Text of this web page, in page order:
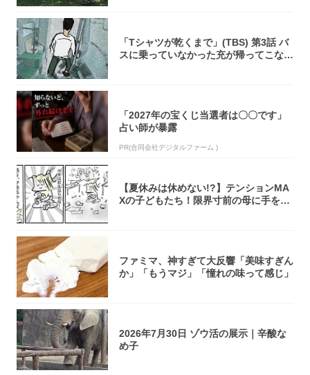
「Tシャツが乾くまで」(TBS) 第3話 バ
スに乗っていなかった充が帰ってこな
「2027年の宝くじ当選者は〇〇です」
占い師が暴露
PR(合同会社デジタルファーム )
【夏休みは休めない!?】テンションMA
Xの子どもたち！限界寸前の母に手を差
ファミマ、神すぎて大反響「美味すぎん
か」「もうマジ」「憧れの味って感じ」
2026年7月30日 ゾウ活の展示｜辛酸な
め子